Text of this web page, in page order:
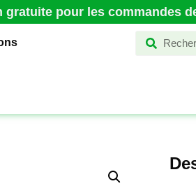
gratuite pour les commandes